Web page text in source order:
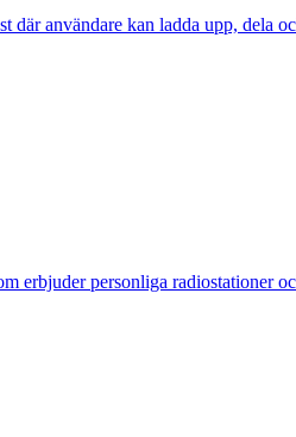
där användare kan ladda upp, dela
erbjuder personliga radiostationer